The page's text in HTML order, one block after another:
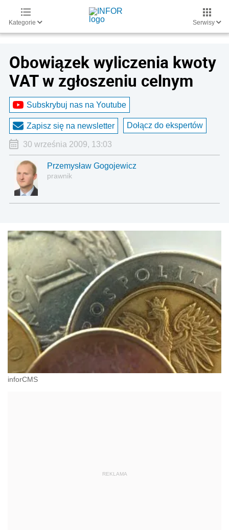
Kategorie Serwisy
Obowiązek wyliczenia kwoty
VAT w zgłoszeniu celnym
Subskrybuj nas na Youtube
Zapisz się na newsletter Dołącz do ekspertów
30 września 2009, 13:03
Przemysław Gogojewicz
prawnik
inforCMS